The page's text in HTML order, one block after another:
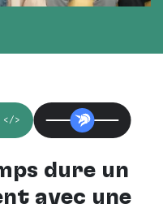
>
dure un
avec une